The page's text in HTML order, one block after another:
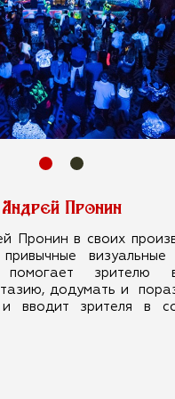
Андрей Пронин
Пронин в своих
визуальные
зрителю
додумать и
вводит зрителя в